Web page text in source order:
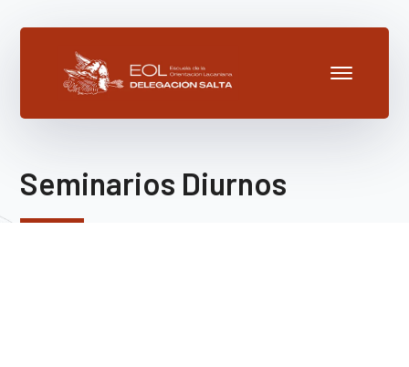
Seminarios Diurnos